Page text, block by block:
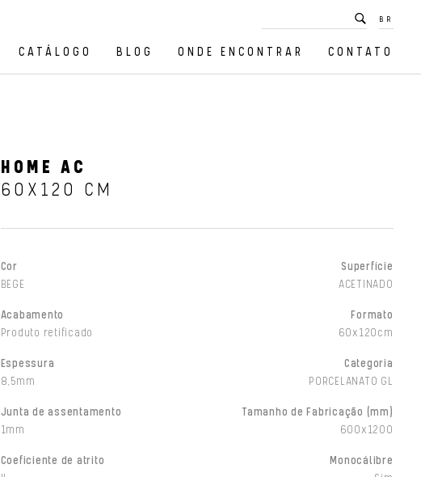
BR
CATÁLOGO BLOG ONDE ENCONTRAR CONTATO
HOME AC
60X120 CM
Cor
BEGE
Superfície
ACETINADO
Acabamento
Produto retificado
Formato
60x120cm
Espessura
8,5mm
Categoria
PORCELANATO GL
Junta de assentamento
1mm
Tamanho de Fabricação (mm)
600x1200
Coeficiente de atrito
Monocálibre